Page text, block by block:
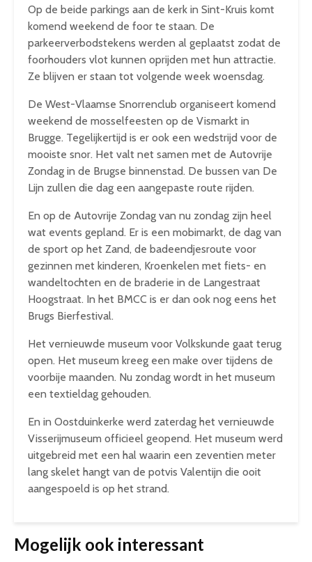
Op de beide parkings aan de kerk in Sint-Kruis komt
komend weekend de foor te staan. De
parkeerverbodstekens werden al geplaatst zodat de
foorhouders vlot kunnen oprijden met hun attractie.
Ze blijven er staan tot volgende week woensdag.
De West-Vlaamse Snorrenclub organiseert komend
weekend de mosselfeesten op de Vismarkt in
Brugge. Tegelijkertijd is er ook een wedstrijd voor de
mooiste snor. Het valt net samen met de Autovrije
Zondag in de Brugse binnenstad. De bussen van De
Lijn zullen die dag een aangepaste route rijden.
En op de Autovrije Zondag van nu zondag zijn heel
wat events gepland. Er is een mobimarkt, de dag van
de sport op het Zand, de badeendjesroute voor
gezinnen met kinderen, Kroenkelen met fiets- en
wandeltochten en de braderie in de Langestraat
Hoogstraat. In het BMCC is er dan ook nog eens het
Brugs Bierfestival.
Het vernieuwde museum voor Volkskunde gaat terug
open. Het museum kreeg een make over tijdens de
voorbije maanden. Nu zondag wordt in het museum
een textieldag gehouden.
En in Oostduinkerke werd zaterdag het vernieuwde
Visserijmuseum officieel geopend. Het museum werd
uitgebreid met een hal waarin een zeventien meter
lang skelet hangt van de potvis Valentijn die ooit
aangespoeld is op het strand.
Mogelijk ook interessant